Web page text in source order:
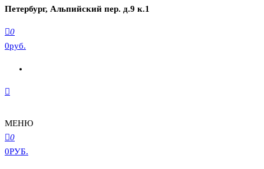
Петербург, Альпийский пер. д.9 к.1
0
0руб.
МЕНЮ
0
0РУБ.